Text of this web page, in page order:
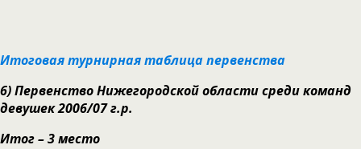
Итоговая турнирная таблица первенства
6)Первенство Нижегородской области среди команд
девушек 2006/07 г.р.
Итог – 3 место